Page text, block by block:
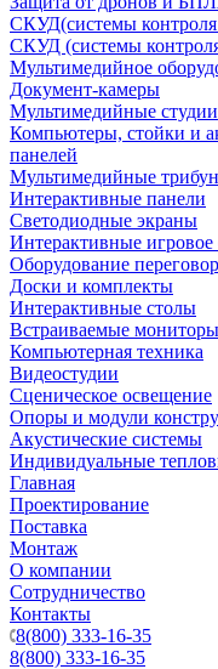
СКУД(системы
СКУД (системы
Мультимедийное
Документ-камеры
Мультимедийные студии
Компьютеры, стойки и
панелей
Мультимедийные
Интерактивные панели
Светодиодные экраны
Интерактивные игровое
Оборудование
Доски и комплекты
Интерактивные столы
Встраиваемые мониторы
Компьютерная техника
Видеостудии
Cценическое освещение
Опоры и модули
Акустические системы
Индивидуальные
Главная
Проектирование
Поставка
Монтаж
О компании
Сотрудничество
Контакты
8(800) 333-16-35
8(800) 333-16-35